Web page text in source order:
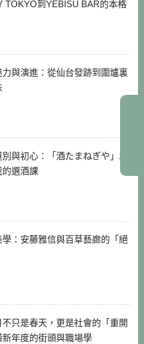
TOKYO到YEBISU BAR的本格
力與演進：從仙台發跡到圍爐裏
與初心：「酒たまねぎや」木
的選酒課
：安藤雅信與百草藝廊的「絕
不只是春天，更是社會的「重開
年度的街頭與職場學